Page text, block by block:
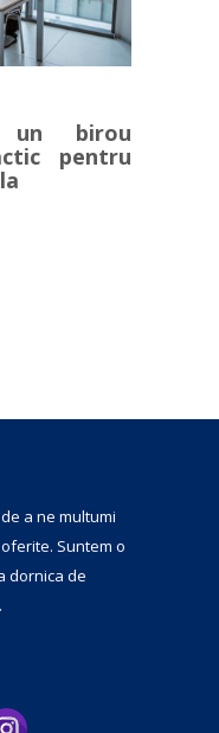
birou
pentru
a ne multumi
Suntem o
dornica de